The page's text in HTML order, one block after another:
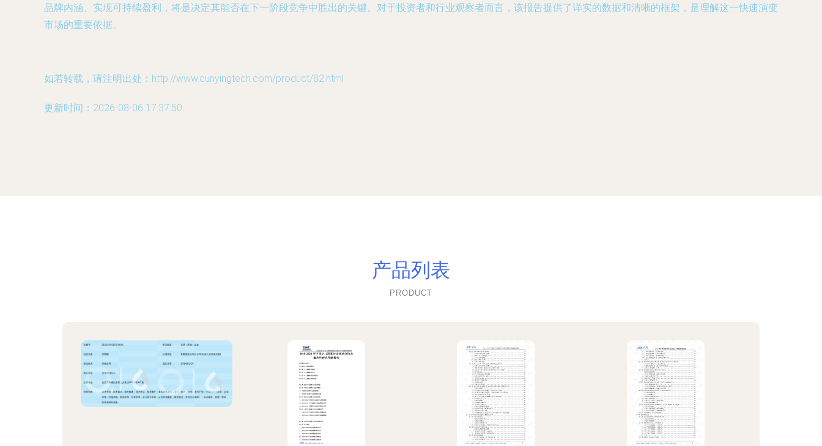
品牌内涵、实现可持续盈利，将是决定其能否在下一阶段竞争中胜出的关键。对于投资者和行业观察者而言，该报告提供了详实的数据和清晰的框架，是理解这一快速演变
市场的重要依据。
如若转载，请注明出处：http://www.cunyingtech.com/product/82.html
更新时间：2026-08-06 17:37:50
产品列表
PRODUCT